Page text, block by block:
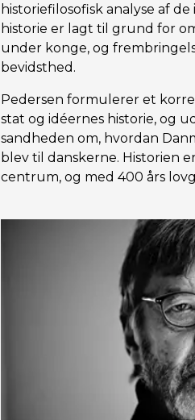
historiefilosofisk analyse af
historie er lagt til grund for
under konge, og
bevidsthed.
Pedersen formulerer et
stat og idéernes historie, og
sandheden om, hvordan
blev til danskerne. Historien
centrum, og med 400 års